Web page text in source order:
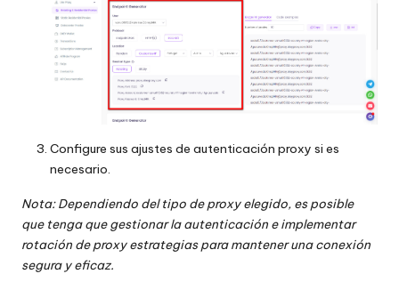
Configure sus ajustes de autenticación proxy si es
necesario.
Nota: Dependiendo del tipo de proxy elegido, es posible
que tenga que gestionar la autenticación e implementar
rotación de proxyestrategias para mantener una conexión
segura y eficaz.